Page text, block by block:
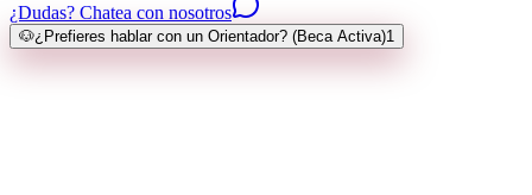
¿Dudas? Chatea con nosotros
🐶¿Prefieres hablar con un Orientador? (Beca Activa)1